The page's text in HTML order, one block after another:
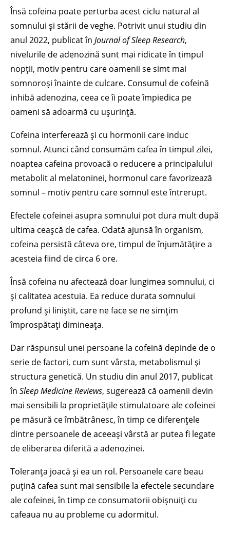
Însă cofeina poate perturba acest ciclu natural al
somnului și stării de veghe. Potrivit unui studiu din
anul 2022, publicat în Journal of Sleep Research,
nivelurile de adenozină sunt mai ridicate în timpul
nopții, motiv pentru care oamenii se simt mai
somnoroși înainte de culcare. Consumul de cofeină
inhibă adenozina, ceea ce îi poate împiedica pe
oameni să adoarmă cu ușurință.
Cofeina interferează și cu hormonii care induc
somnul. Atunci când consumăm cafea în timpul zilei,
noaptea cafeina provoacă o reducere a principalului
metabolit al melatoninei, hormonul care favorizează
somnul – motiv pentru care somnul este întrerupt.
Efectele cofeinei asupra somnului pot dura mult după
ultima ceașcă de cafea. Odată ajunsă în organism,
cofeina persistă câteva ore, timpul de înjumătățire a
acesteia fiind de circa 6 ore.
Însă cofeina nu afectează doar lungimea somnului, ci
și calitatea acestuia. Ea reduce durata somnului
profund și liniștit, care ne face se ne simțim
împrospătați dimineața.
Dar răspunsul unei persoane la cofeină depinde de o
serie de factori, cum sunt vârsta, metabolismul și
structura genetică. Un studiu din anul 2017, publicat
în Sleep Medicine Reviews, sugerează că oamenii devin
mai sensibili la proprietățile stimulatoare ale cofeinei
pe măsură ce îmbătrânesc, în timp ce diferențele
dintre persoanele de aceeași vârstă ar putea fi legate
de eliberarea diferită a adenozinei.
Toleranța joacă și ea un rol. Persoanele care beau
puțină cafea sunt mai sensibile la efectele secundare
ale cofeinei, în timp ce consumatorii obișnuiți cu
cafeaua nu au probleme cu adormitul.